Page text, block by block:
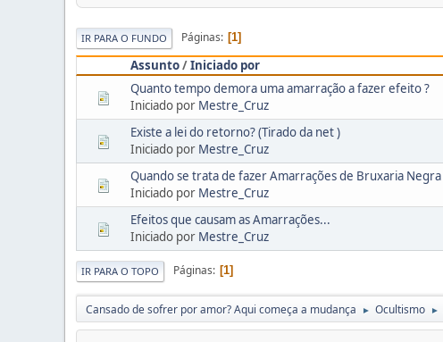
IR PARA O FUNDO Páginas 1
Assunto/Iniciado por
Quanto tempo demora uma amarração a fazer efeito ?
Iniciado por Mestre_Cruz
Existe a lei do retorno? (Tirado da net )
Iniciado por Mestre_Cruz
Quando se trata de fazer Amarrações de Bruxaria Negra
Iniciado por Mestre_Cruz
Efeitos que causam as Amarrações...
Iniciado por Mestre_Cruz
IR PARA O TOPO Páginas 1
Cansado de sofrer por amor? Aqui começa a mudança ► Ocultismo ►